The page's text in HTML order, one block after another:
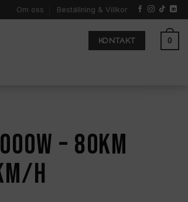
Om oss Beställning & Villkor
KONTAKT 0
– 80km
h